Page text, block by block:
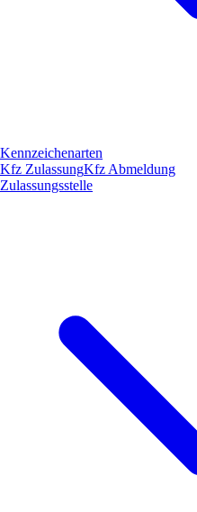
Kennzeichenarten
Kfz ZulassungKfz Abmeldung
Zulassungsstelle